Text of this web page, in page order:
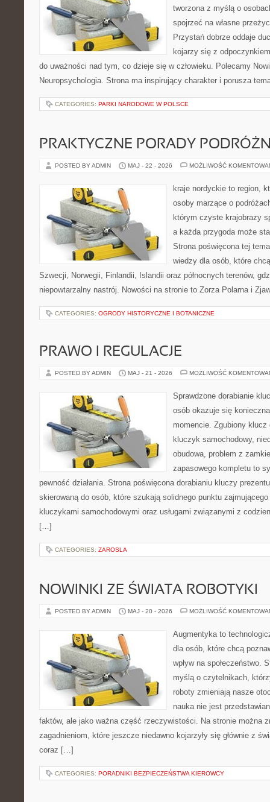
tworzona z myślą o
spojrzeć na własne
Przystań dobrze oddaje
kojarzy się z
do uważności nad tym, co dzieje się w człowieku. Polecamy
Neuropsychologia. Strona ma inspirujący charakter i porusza
CATEGORIES: PARKI NARODOWE W POLSCE
PRAKTYCZNE PORADY
POSTED BY ADMIN MAJ - 22 - 2026 MOŻLIWOŚĆ
kraje nordyckie to region,
osoby marzące o
którym czyste krajobrazy
a każda przygoda może
Strona poświęcona tej
wiedzy dla osób, które
Szwecji, Norwegii, Finlandii, Islandii oraz północnych terenów,
niepowtarzalny nastrój. Nowości na stronie to Zorza Polarna i
CATEGORIES: OGRODY HISTORYCZNE I BOTANICZNE
PRAWO I REGULACJE
POSTED BY ADMIN MAJ - 21 - 2026 MOŻLIWOŚĆ
Sprawdzone dorabianie
osób okazuje się
momencie. Zgubiony
kluczyk samochodowy,
obudowa, problem z
zapasowego kompletu to
pewność działania. Strona poświęcona dorabianiu kluczy
skierowaną do osób, które szukają solidnego punktu
kluczykami samochodowymi oraz usługami związanymi z
[…]
CATEGORIES: ZAROSLA
NOWINKI ZE ŚWIATA ROBOTYKI
POSTED BY ADMIN MAJ - 20 - 2026 MOŻLIWOŚĆ
Augmentyka to
dla osób, które chcą
wpływ na społeczeństwo.
myślą o czytelnikach,
roboty zmieniają nasze
nauka nie jest
faktów, ale jako ważna część rzeczywistości. Na stronie można
zagadnieniom, które jeszcze niedawno kojarzyły się głównie z
coraz […]
CATEGORIES: PORADNIKI BEZPIECZEŃSTWA KIEROWCY